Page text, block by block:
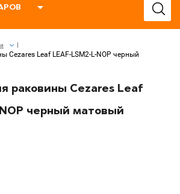
Cezares Leaf LEAF-LSM2-L-NOP черный
раковины Cezares Leaf
черный матовый